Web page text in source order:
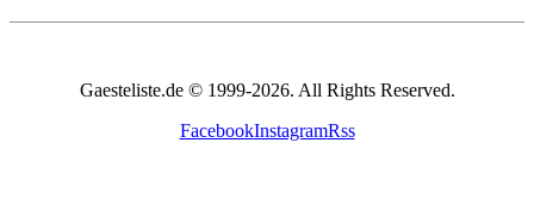
Gaesteliste.de © 1999-2026. All Rights Reserved.
FacebookInstagramRss